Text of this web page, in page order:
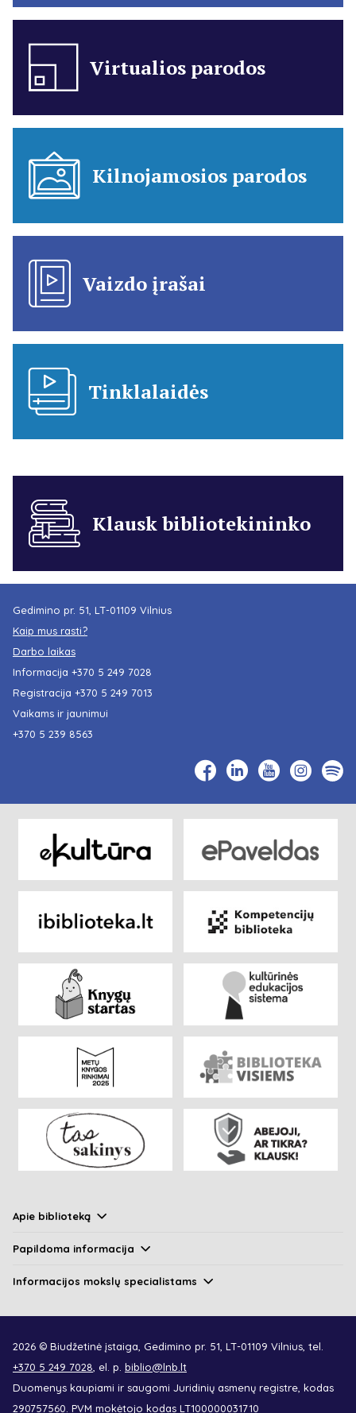
Virtualios parodos
Kilnojamosios parodos
Vaizdo įrašai
Tinklalaidės
Klausk bibliotekininko
Gedimino pr. 51, LT-01109 Vilnius
Kaip mus rasti?
Darbo laikas
Informacija +370 5 249 7028
Registracija +370 5 249 7013
Vaikams ir jaunimui
+370 5 239 8563
Apie biblioteką
Papildoma informacija
Informacijos mokslų specialistams
2026 © Biudžetinė įstaiga, Gedimino pr. 51, LT-01109 Vilnius, tel.
+370 5 249 7028 , el. p. biblio@lnb.lt
Duomenys kaupiami ir saugomi Juridinių asmenų registre, kodas
290757560. PVM mokėtojo kodas LT100000031710